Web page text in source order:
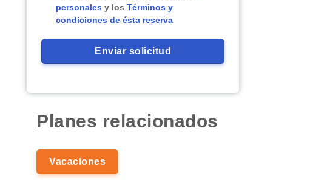
personales y los Términos y
condiciones de ésta reserva
Planes relacionados
Vacaciones